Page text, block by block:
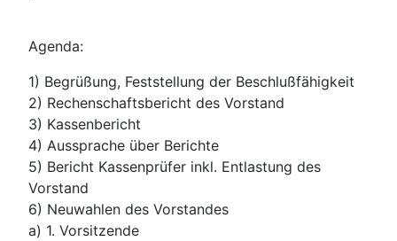
Agenda:
1) Begrüßung, Feststellung der Beschlußfähigkeit
2) Rechenschaftsbericht des Vorstand
3) Kassenbericht
4) Aussprache über Berichte
5) Bericht Kassenprüfer inkl. Entlastung des
Vorstand
6) Neuwahlen des Vorstandes
a) 1. Vorsitzende